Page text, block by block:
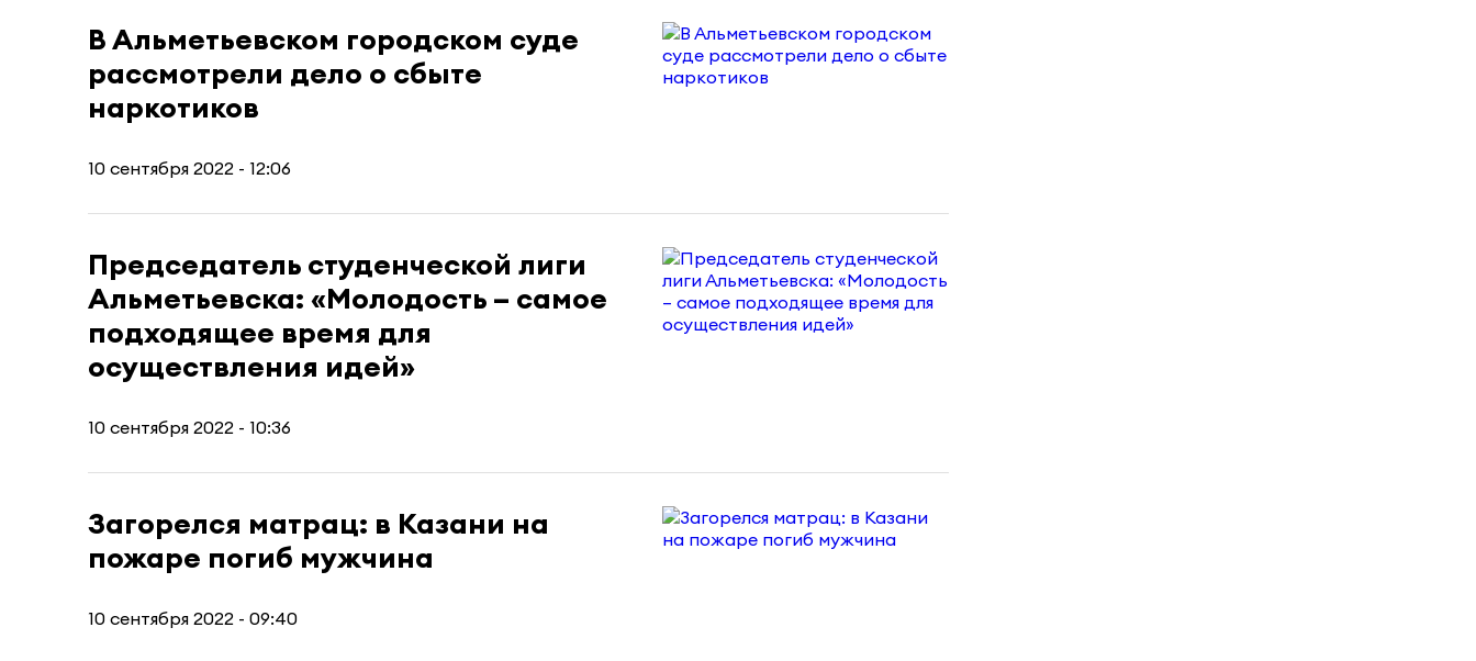
В Альметьевском городском суде
рассмотрели дело о сбыте
наркотиков
10 сентября 2022 - 12:06
Председатель студенческой лиги
Альметьевска: «Молодость – самое
подходящее время для
осуществления идей»
10 сентября 2022 - 10:36
Загорелся матрац: в Казани на
пожаре погиб мужчина
10 сентября 2022 - 09:40